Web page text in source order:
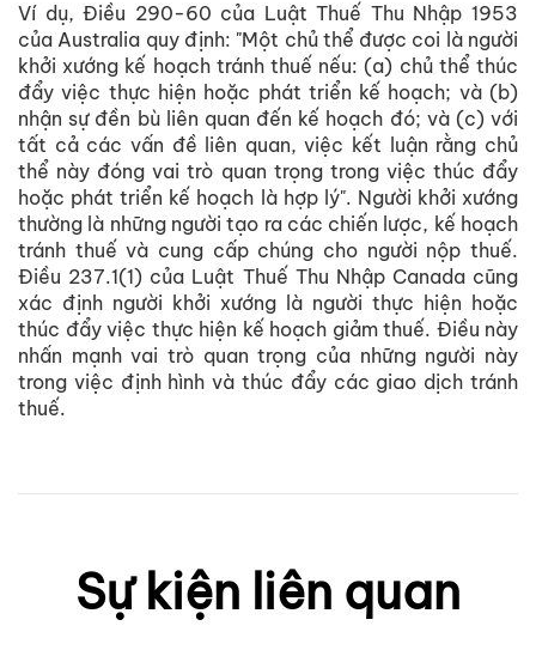
Ví dụ, Điều 290-60 của Luật Thuế Thu Nhập 1953
của Australia quy định: "Một chủ thể được coi là người
khởi xướng kế hoạch tránh thuế nếu: (a) chủ thể thúc
đẩy việc thực hiện hoặc phát triển kế hoạch; và (b)
nhận sự đền bù liên quan đến kế hoạch đó; và (c) với
tất cả các vấn đề liên quan, việc kết luận rằng chủ
thể này đóng vai trò quan trọng trong việc thúc đẩy
hoặc phát triển kế hoạch là hợp lý". Người khởi xướng
thường là những người tạo ra các chiến lược, kế hoạch
tránh thuế và cung cấp chúng cho người nộp thuế.
Điều 237.1(1) của Luật Thuế Thu Nhập Canada cũng
xác định người khởi xướng là người thực hiện hoặc
thúc đẩy việc thực hiện kế hoạch giảm thuế. Điều này
nhấn mạnh vai trò quan trọng của những người này
trong việc định hình và thúc đẩy các giao dịch tránh
thuế.
Sự kiện liên quan